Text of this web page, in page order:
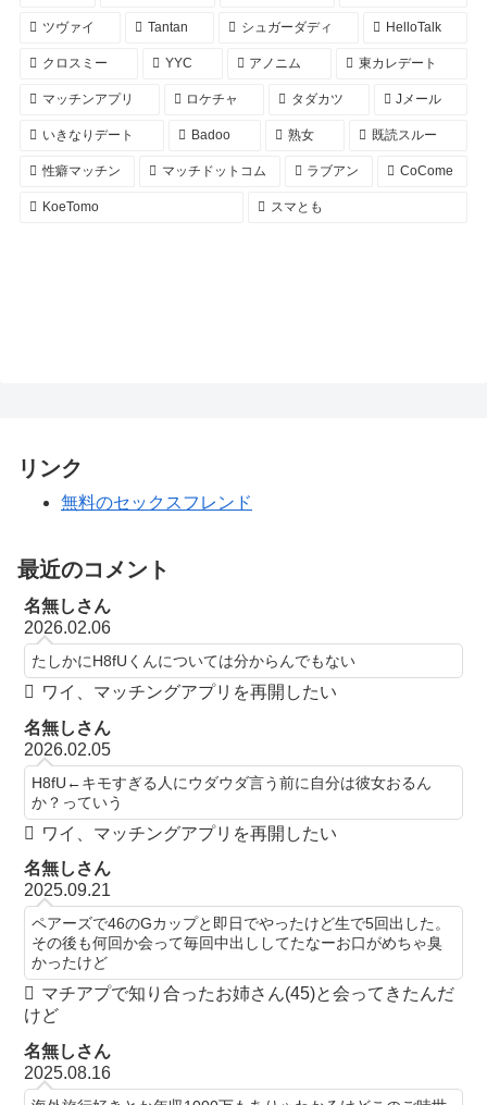
ツヴァイ Tantan シュガーダディ HelloTalk
クロスミー YYC アノニム 東カレデート
マッチンアプリ ロケチャ タダカツ Jメール
いきなりデート Badoo 熟女 既読スルー
性癖マッチン マッチドットコム ラブアン CoCome
KoeTomo スマとも
リンク
無料のセックスフレンド
最近のコメント
名無しさん
2026.02.06
たしかにH8fUくんについては分からんでもない
ワイ、マッチングアプリを再開したい
名無しさん
2026.02.05
H8fU←キモすぎる人にウダウダ言う前に自分は彼女おるん
か？っていう
ワイ、マッチングアプリを再開したい
名無しさん
2025.09.21
ペアーズで46のGカップと即日でやったけど生で5回出した。
その後も何回か会って毎回中出ししてたなーお口がめちゃ臭
かったけど
マチアプで知り合ったお姉さん(45)と会ってきたんだ
けど
名無しさん
2025.08.16